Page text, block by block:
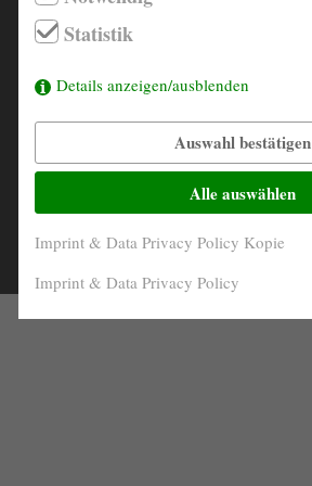
info@derautojaeger.de
INTERIOR Stoff grau/blau
grau
Statistik
Details anzeigen/ausblenden
Auswahl bestätigen
Alle auswählen
Imprint & Data Privacy Policy Kopie
Imprint & Data Privacy Policy